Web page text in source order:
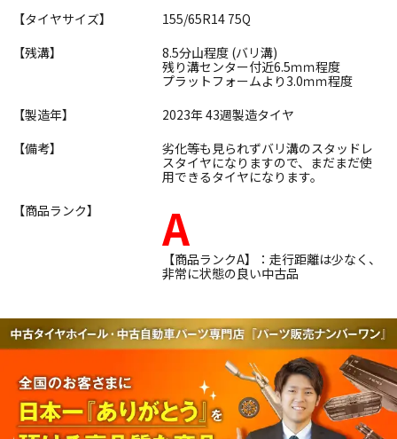
【タイヤサイズ】
155/65R14 75Q
【残溝】
8.5分山程度 (バリ溝)
残り溝センター付近6.5ｍｍ程度
プラットフォームより3.0ｍｍ程度
【製造年】
2023年 43週製造タイヤ
【備考】
劣化等も見られずバリ溝のスタッドレ
スタイヤになりますので、まだまだ使
用できるタイヤになります。
【商品ランク】
A
【商品ランクA】：走行距離は少なく、
非常に状態の良い中古品